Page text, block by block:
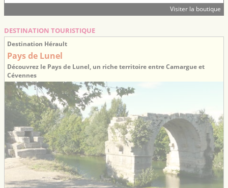
Visiter la boutique
DESTINATION TOURISTIQUE
Destination Hérault
Pays de Lunel
Découvrez le Pays de Lunel, un riche territoire entre Camargue et
Cévennes